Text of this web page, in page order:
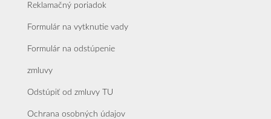
Reklamačný poriadok
Formulár na vytknutie vady
Formulár na odstúpenie
zmluvy
Odstúpiť od zmluvy TU
Ochrana osobných údajov